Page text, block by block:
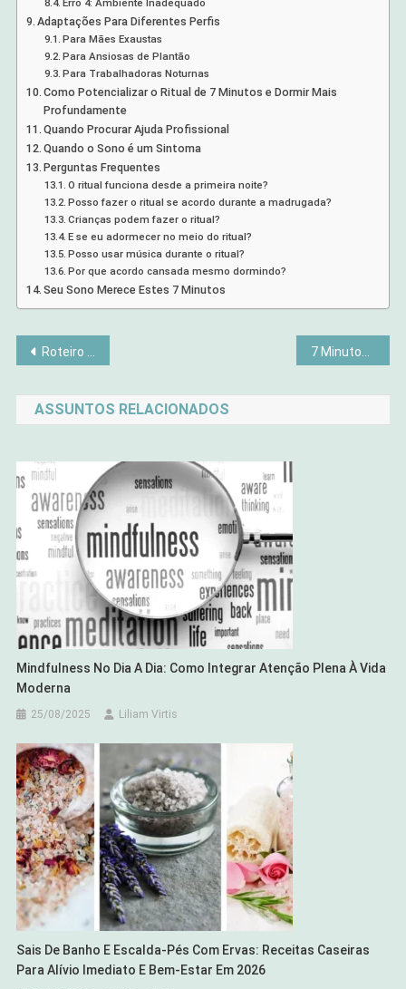
Erro 4: Ambiente Inadequado
Adaptações Para Diferentes Perfis
Para Mães Exaustas
Para Ansiosas de Plantão
Para Trabalhadoras Noturnas
Como Potencializar o Ritual de 7 Minutos e Dormir Mais
Profundamente
Quando Procurar Ajuda Profissional
Quando o Sono é um Sintoma
Perguntas Frequentes
O ritual funciona desde a primeira noite?
Posso fazer o ritual se acordo durante a madrugada?
Crianças podem fazer o ritual?
E se eu adormecer no meio do ritual?
Posso usar música durante o ritual?
Por que acordo cansada mesmo dormindo?
Seu Sono Merece Estes 7 Minutos
Navegação
de
Post
Roteiro Catas Altas MG: O Que Fazer, Onde Ficar e Comer
ASSUNTOS RELACIONADOS
Mindfulness No Dia A Dia: Como Integrar Atenção Plena À Vida
Moderna
25/08/2025 Liliam Virtis
Sais De Banho E Escalda-Pés Com Ervas: Receitas Caseiras
Para Alívio Imediato E Bem-Estar Em 2026